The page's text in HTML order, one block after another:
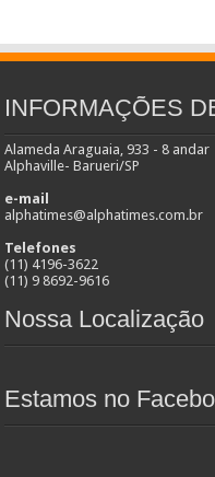
INFORMAÇÕES
Alameda Araguaia, 933 - 8 andar
Alphaville- Barueri/SP
e-mail
alphatimes@alphatimes.com.br
Telefones
(11) 4196-3622
(11) 9 8692-9616
Nossa Localização
Estamos no